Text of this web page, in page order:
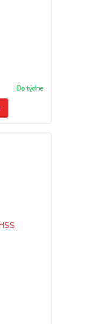
Do týdne